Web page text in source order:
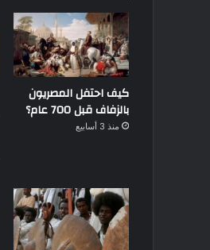
كيف احتفل المصريون
بالزفاف قبل 700 عام؟
منذ 3 أسابيع